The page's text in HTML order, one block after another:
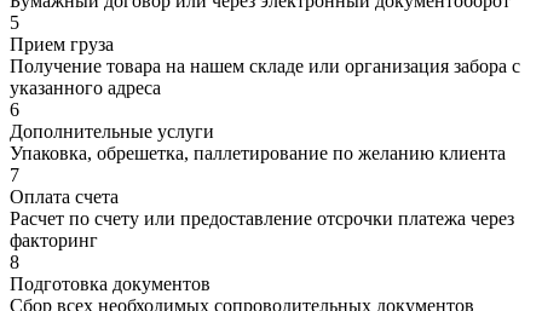
5
Прием груза
Получение товара на нашем складе или организация забора с
указанного адреса
6
Дополнительные услуги
Упаковка, обрешетка, паллетирование по желанию клиента
7
Оплата счета
Расчет по счету или предоставление отсрочки платежа через
факторинг
8
Подготовка документов
Сбор всех необходимых сопроводительных документов